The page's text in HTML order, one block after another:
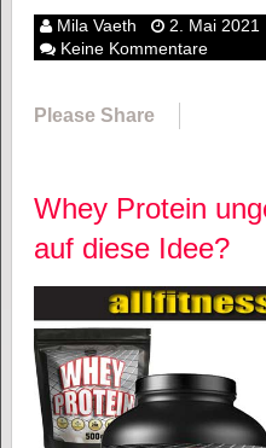
Mila Vaeth 2. Mai 2021
Keine Kommentare
Please Share
Whey Protein
auf diese Idee?